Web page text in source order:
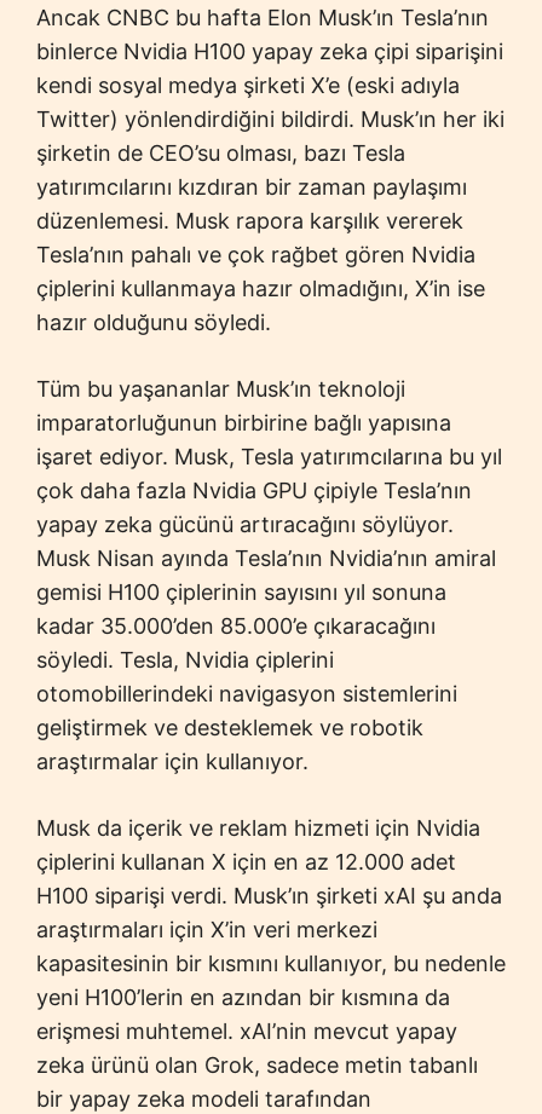
Ancak CNBC bu hafta Elon Musk’ın Tesla’nın
binlerce Nvidia H100 yapay zeka çipi siparişini
kendi sosyal medya şirketi X’e (eski adıyla
Twitter) yönlendirdiğini bildirdi. Musk’ın her iki
şirketin de CEO’su olması, bazı Tesla
yatırımcılarını kızdıran bir zaman paylaşımı
düzenlemesi. Musk rapora karşılık vererek
Tesla’nın pahalı ve çok rağbet gören Nvidia
çiplerini kullanmaya hazır olmadığını, X’in ise
hazır olduğunu söyledi.
Tüm bu yaşananlar Musk’ın teknoloji
imparatorluğunun birbirine bağlı yapısına
işaret ediyor. Musk, Tesla yatırımcılarına bu yıl
çok daha fazla Nvidia GPU çipiyle Tesla’nın
yapay zeka gücünü artıracağını söylüyor.
Musk Nisan ayında Tesla’nın Nvidia’nın amiral
gemisi H100 çiplerinin sayısını yıl sonuna
kadar 35.000’den 85.000’e çıkaracağını
söyledi. Tesla, Nvidia çiplerini
otomobillerindeki navigasyon sistemlerini
geliştirmek ve desteklemek ve robotik
araştırmalar için kullanıyor.
Musk da içerik ve reklam hizmeti için Nvidia
çiplerini kullanan X için en az 12.000 adet
H100 siparişi verdi. Musk’ın şirketi xAI şu anda
araştırmaları için X’in veri merkezi
kapasitesinin bir kısmını kullanıyor, bu nedenle
yeni H100’lerin en azından bir kısmına da
erişmesi muhtemel. xAI’nin mevcut yapay
zeka ürünü olan Grok, sadece metin tabanlı
bir yapay zeka modeli tarafından